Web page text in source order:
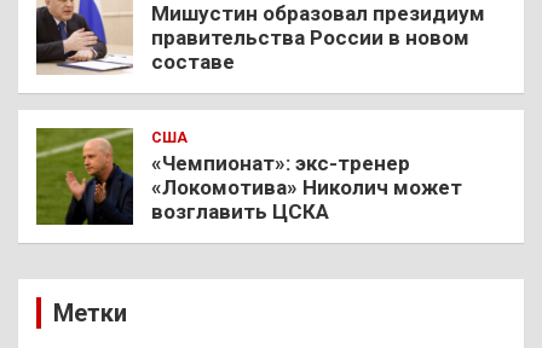
Мишустин образовал президиум
правительства России в новом
составе
США
«Чемпионат»: экс-тренер
«Локомотива» Николич может
возглавить ЦСКА
Метки